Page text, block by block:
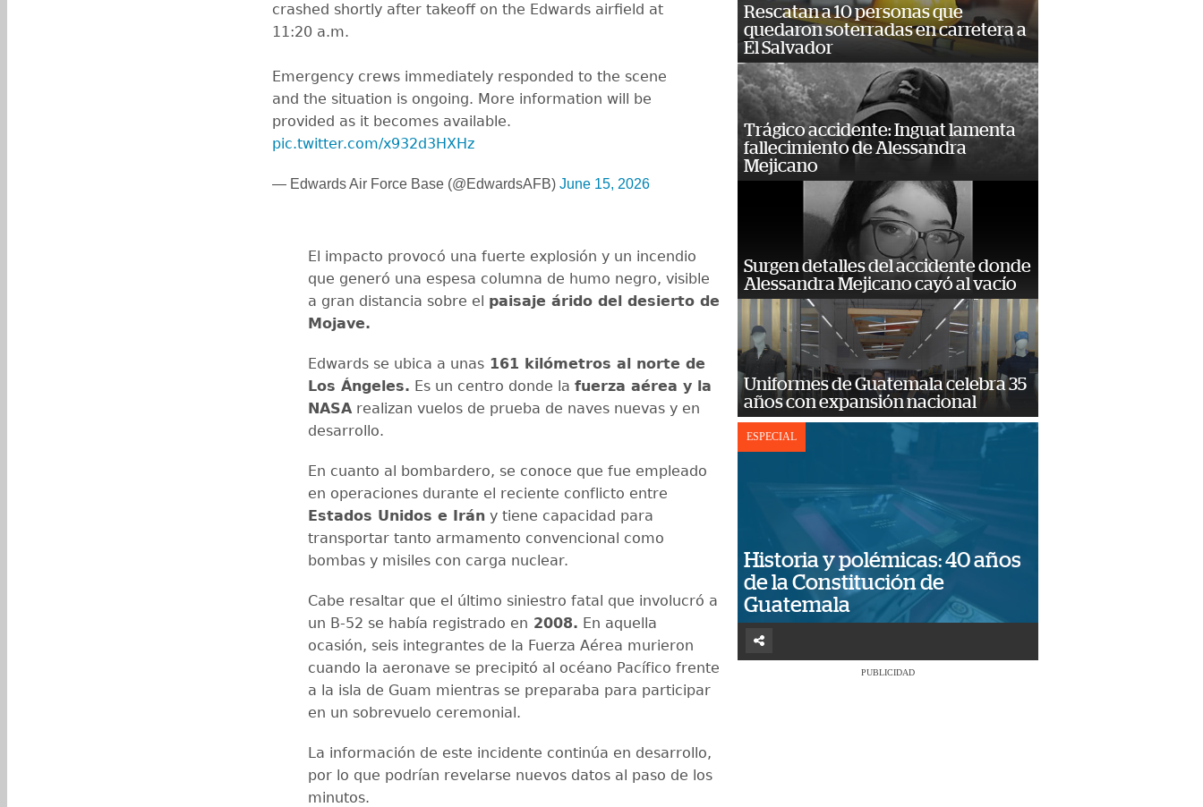
crashed shortly after takeoff on the Edwards airfield at
11:20 a.m.
Emergency crews immediately responded to the scene
and the situation is ongoing. More information will be
provided as it becomes available.
pic.twitter.com/x932d3HXHz
— Edwards Air Force Base (@EdwardsAFB) June 15, 2026
El impacto provocó una fuerte explosión y un incendio
que generó una espesa columna de humo negro, visible
a gran distancia sobre el paisaje árido del desierto de
Mojave.
Edwards se ubica a unas 161 kilómetros al norte de
Los Ángeles. Es un centro donde la fuerza aérea y la
NASA realizan vuelos de prueba de naves nuevas y en
desarrollo.
En cuanto al bombardero, se conoce que fue empleado
en operaciones durante el reciente conflicto entre
Estados Unidos e Irán y tiene capacidad para
transportar tanto armamento convencional como
bombas y misiles con carga nuclear.
Cabe resaltar que el último siniestro fatal que involucró a
un B-52 se había registrado en 2008. En aquella
ocasión, seis integrantes de la Fuerza Aérea murieron
cuando la aeronave se precipitó al océano Pacífico frente
a la isla de Guam mientras se preparaba para participar
en un sobrevuelo ceremonial.
La información de este incidente continúa en desarrollo,
por lo que podrían revelarse nuevos datos al paso de los
minutos.
Rescatan a 10 personas que
quedaron soterradas en carretera a
El Salvador
Trágico accidente: Inguat lamenta
fallecimiento de Alessandra
Mejicano
Surgen detalles del accidente donde
Alessandra Mejicano cayó al vacío
Uniformes de Guatemala celebra 35
años con expansión nacional
ESPECIAL
Historia y polémicas: 40 años
de la Constitución de
Guatemala
PUBLICIDAD